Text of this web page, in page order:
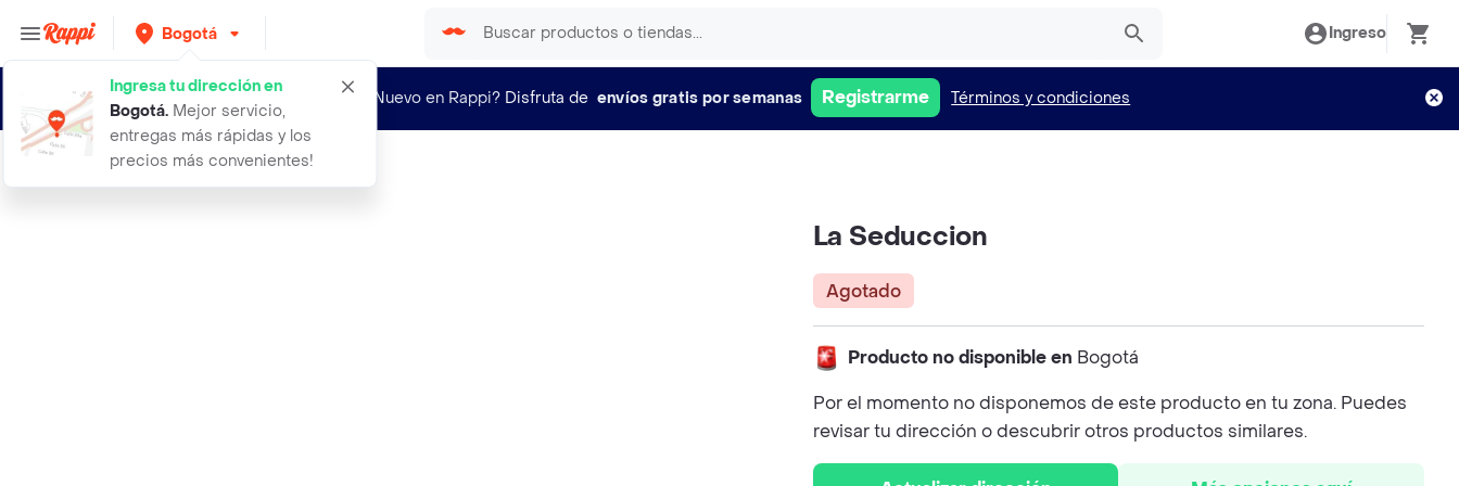
Bogotá
Ingresa tu dirección en
Bogotá. Mejor servicio,
entregas más rápidas y los
precios más convenientes!
Ingreso
¿Nuevo en Rappi? Disfruta de envíos gratis por semanas Registrarme Términos y condiciones
la seduccion
La Seduccion
Agotado
Producto no disponible en Bogotá
Por el momento no disponemos de este producto en tu zona. Puedes
revisar tu dirección o descubrir otros productos similares.